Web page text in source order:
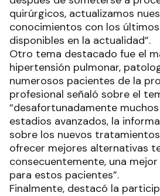
quirúrgicos, actualizamos
conocimientos con los
disponibles en la actualidad”.
Otro tema destacado fue el
hipertensión pulmonar,
numerosos pacientes de la
profesional señaló sobre el
“desafortunadamente
estadios avanzados, la
sobre los nuevos
ofrecer mejores alternativas
consecuentemente, una
para estos pacientes”.
Finalmente, destacó la